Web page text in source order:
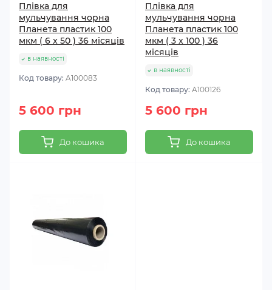
Плівка для
мульчування чорна
Планета пластик 100
мкм ( 6 x 50 ) 36 місяців
в наявності
Код товару: A100083
5 600 грн
До кошика
Плівка для
мульчування чорна
Планета пластик 100
мкм ( 3 x 100 ) 36
місяців
в наявності
Код товару: A100126
5 600 грн
До кошика